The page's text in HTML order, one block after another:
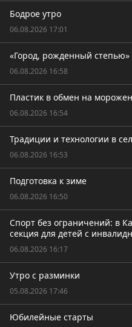
Бодрое утро
06.08.2026 17:01
«Город, рожденный степью»
06.08.2026 16:58
Пластик в обмен на
06.08.2026 16:54
Традиции и технологии в
06.08.2026 16:53
Подготовка к зиме
06.08.2026 16:50
Спорт без ограничений: в
секция для детей с
06.08.2026 16:17
Утро с разминки
05.08.2026 17:46
Юбилейные старты